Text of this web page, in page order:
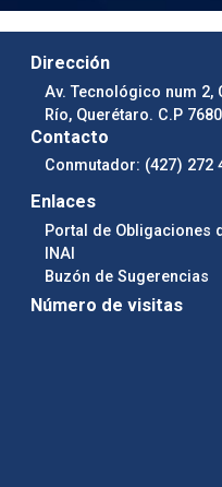
Dirección
Av. Tecnológico num 2,
Río, Querétaro. C.P
Contacto
Conmutador: (427) 272
Enlaces
Portal de Obligaciones
INAI
Buzón de Sugerencias
Número de visitas